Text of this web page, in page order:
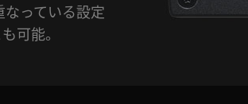
っている設定
可能。